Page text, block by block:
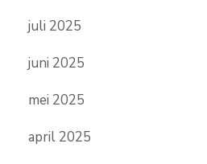
juli 2025
juni 2025
mei 2025
april 2025